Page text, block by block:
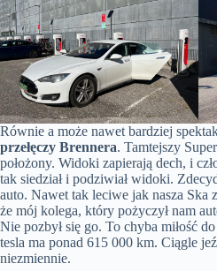
Równie a może nawet bardziej
przełęczy Brennera. Tamtejszy
położony. Widoki zapierają dech, i
tak siedział i podziwiał widoki.
auto. Nawet tak leciwe jak nasza Ska
że mój kolega, który pożyczył nam
Nie pozbył się go. To chyba miłość
tesla ma ponad 615 000 km. Ciągle
niezmiennie.